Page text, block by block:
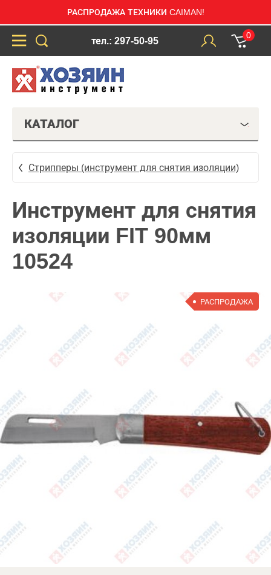
РАСПРОДАЖА ТЕХНИКИ CAIMAN!
тел.: 297-50-95
0
КАТАЛОГ
Стрипперы (инструмент для снятия изоляции)
Инструмент для снятия
изоляции FIT 90мм
10524
РАСПРОДАЖА